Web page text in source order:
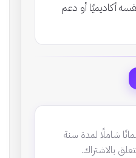
أكاديميًا أو دعم
شاملًا لمدة سنة
بالاشتراك.